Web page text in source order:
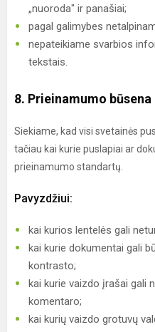
„nuoroda" ir panašiai;
pagal galimybes
nepateikiame svarbios
tekstais.
8. Prieinamumo būsena
Siekiame, kad visi svetainės
tačiau kai kurie puslapiai ar
prieinamumo standartų.
Pavyzdžiui:
kai kurios lentelės gali
kai kurie dokumentai gali
kontrasto;
kai kurie vaizdo įrašai gali
komentaro;
kai kurių vaizdo grotuvų